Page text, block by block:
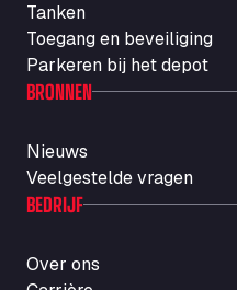
Tanken
Toegang en beveiliging
Parkeren bij het depot
BRONNEN
Nieuws
Veelgestelde vragen
BEDRIJF
Over ons